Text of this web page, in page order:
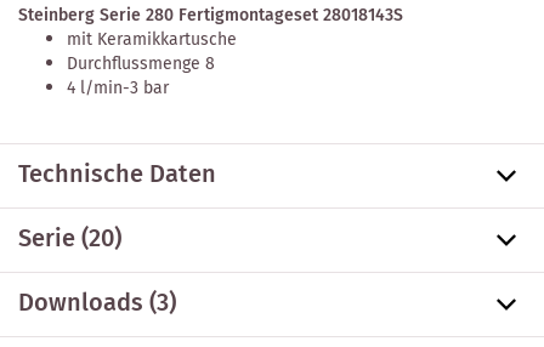
Steinberg Serie 280 Fertigmontageset 28018143S
mit Keramikkartusche
Durchflussmenge 8
4 l/min-3 bar
Technische Daten
Serie(20)
Downloads (3)